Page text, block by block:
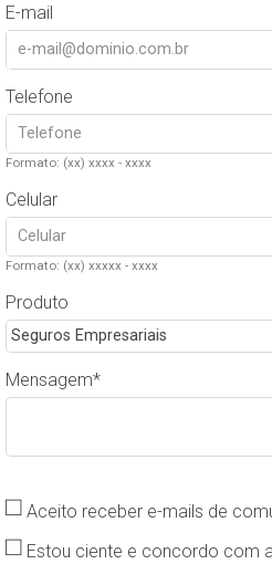
E-mail
Telefone
Formato: (xx) xxxx - xxxx
Celular
Formato: (xx) xxxxx - xxxx
Produto
Mensagem
Aceito receber e-mails de
Estou ciente e concordo com a